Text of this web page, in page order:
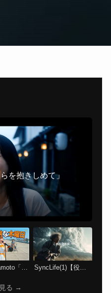
を抱きしめて」
Yuji Yamamoto「なんて素敵な木曜日」（Official Music Video） SyncLife(1)【役場編】
る →